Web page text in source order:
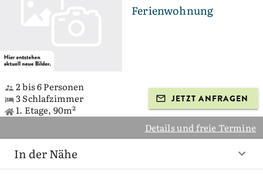
Ferienwohnung
2 bis 6 Personen
3 Schlafzimmer
1. Etage, 90m²
JETZT ANFRAGEN
Details und freie Termine
In der Nähe